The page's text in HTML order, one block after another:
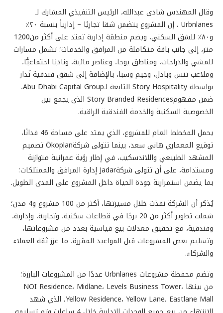
وقال المهندس شادى عبدالله، الرئيس التنفيذي المشارك لـ
Urbnlanes ، إن المشروع يتضمن شقا تجاريًا – إدارياً بنسبة ٢٠٪
و٨٠٪ للشق السكني، ويضم منطقة إدارية تمتد على أكثر من1200
متر، إلى جانب باقة متكاملة من المرافق والخدمات؛ تشمل مسارات
للمشي والدراجات، ومناطق يوجا، وعناصر مائية، وناديًا اجتماعيًّا،
وملاعب تنس وبادل، وجيم وسبا، بالإضافة إلى شقق فندقية تُدار
بواسطة Story Hospitality التابعة لـAbu Dhabi Capital Group،
ضمن مفهومStory Branded Residences الذي يجمع بين
الخصوصية السكنية والخدمة الفندقية الراقية.
يحمل المخطط العام للمشروع، الذي يمتد على مساحة 46 فدانًا،
توقيع المعماري هاني سعد، بينما تتولى شركةÖkoplan تصميم
المشهد الطبيعي واللاندسكيب، في إطار رؤية عمرانية متوازنة
ومستدامة، على أن تتولى شركةJadar إدارة المرافق والممتلكات؛
بما يضمن استمرارية جودة الحياة داخل المشروع على المدى الطويل.
يُذكر أن الشركة نفذت خلال مسيرتها، أكثر من 100 مشروع و4 مدن؛
شملت تطوير أكثر من 20 برجًا في قطاعات سكنية، وتجارية، وإدارية،
وفندقية، مع تحقيق معدلات بيع قياسية بعدد من مشروعاتها،
وتسليم بعض المشروعات قبل المواعيد المقررة، ما عزز ثقة العملاء
والشركاء.
وتضم محفظة مشروعات Urbnlanes عددًا من المشروعات البارزة؛
من بينها NOI Residence، Midlane، Levels Business Tower،
Yellow Residence، Yellow Lane، Eastlane Mall، الذي شهد